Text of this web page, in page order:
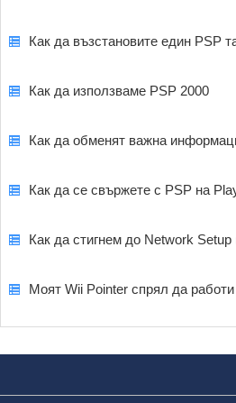
Как да възстановите един PSP
Как да използваме PSP 2000
Как да обменят важна
Как да се свържете с PSP на
Как да стигнем до Network Setup
Моят Wii Pointer спрял да работи